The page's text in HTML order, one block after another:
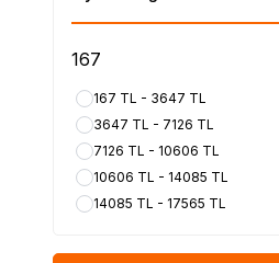
167 TL - 3647 TL
3647 TL - 7126 TL
7126 TL - 10606 TL
10606 TL - 14085 TL
14085 TL - 17565 TL